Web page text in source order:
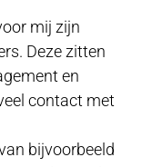
mij zijn
Deze zitten
en
contact met
bijvoorbeeld